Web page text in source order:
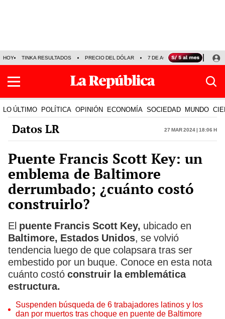
HOY TINKA RESULTADOS PRECIO DEL DÓLAR 7 DE AGOSTO OLLANTA
LO ÚLTIMO POLÍTICA OPINIÓN ECONOMÍA SOCIEDAD MUNDO
Datos LR 27 Mar 2024 | 18:06 h
Puente Francis Scott Key: un
emblema de Baltimore
derrumbado; ¿cuánto costó
construirlo?
El puente Francis Scott Key, ubicado en
Baltimore, Estados Unidos, se volvió
tendencia luego de que colapsara tras ser
embestido por un buque. Conoce en esta nota
cuánto costó construir la emblemática
estructura.
Suspenden búsqueda de 6 trabajadores latinos y los
dan por muertos tras choque en puente de Baltimore